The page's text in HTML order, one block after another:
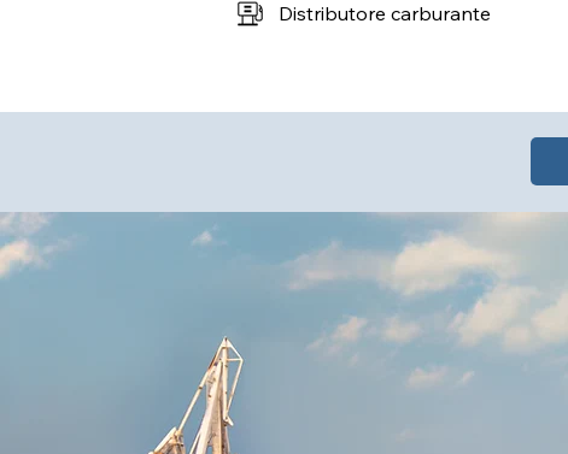
Distributore carburante